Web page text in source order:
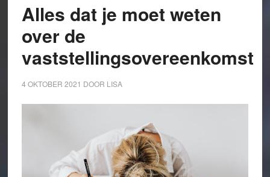
Alles dat je moet weten
over de
vaststellingsovereenkomst
4 OKTOBER 2021 DOOR LISA